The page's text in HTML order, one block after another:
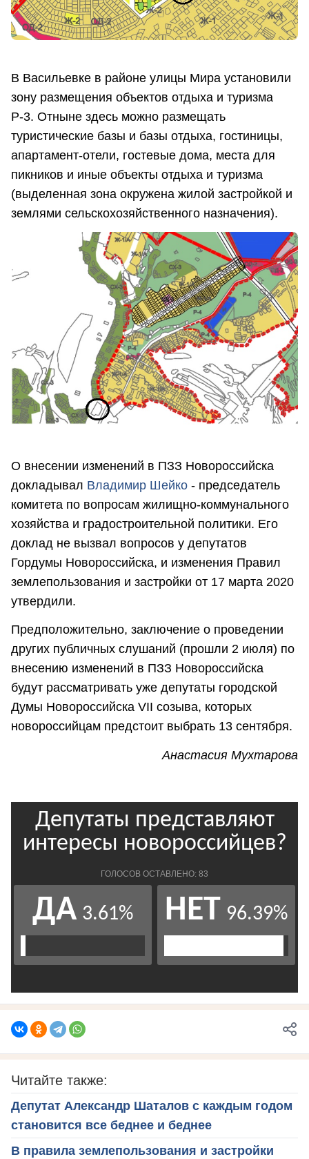
В Васильевке в районе улицы Мира установили
зону размещения объектов отдыха и туризма
Р-3. Отныне здесь можно размещать
туристические базы и базы отдыха, гостиницы,
апартамент-отели, гостевые дома, места для
пикников и иные объекты отдыха и туризма
(выделенная зона окружена жилой застройкой и
землями сельскохозяйственного назначения).
О внесении изменений в ПЗЗ Новороссийска
докладывал Владимир Шейко - председатель
комитета по вопросам жилищно-коммунального
хозяйства и градостроительной политики. Его
доклад не вызвал вопросов у депутатов
Гордумы Новороссийска, и изменения Правил
землепользования и застройки от 17 марта 2020
утвердили.
Предположительно, заключение о проведении
других публичных слушаний (прошли 2 июля) по
внесению изменений в ПЗЗ Новороссийска
будут рассматривать уже депутаты городской
Думы Новороссийска VII созыва, которых
новороссийцам предстоит выбрать 13 сентября.
Анастасия Мухтарова
Читайте также:
Депутат Александр Шаталов с каждым годом
становится все беднее и беднее
В правила землепользования и застройки